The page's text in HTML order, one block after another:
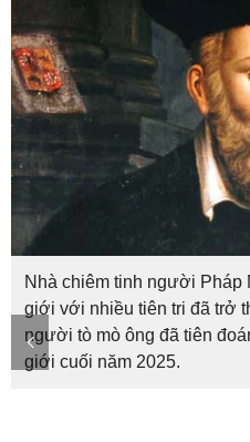
Nhà chiêm tinh người Pháp
giới với nhiều tiên tri đã trở
người tò mò ông đã tiên
giới cuối năm 2025.